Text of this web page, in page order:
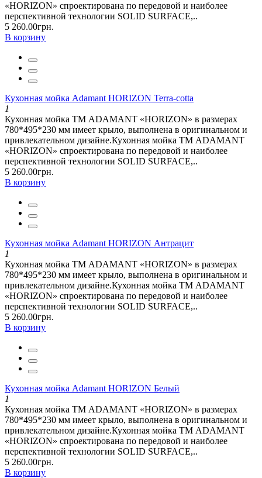
«HORIZON» спроектирована по передовой и наиболее
перспективной технологии SOLID SURFACE,..
5 260.00грн.
В корзину
Кухонная мойка Adamant HORIZON Terra-cotta
1
Кухонная мойка ТМ ADAMANT «HORIZON» в размерах
780*495*230 мм имеет крыло, выполнена в оригинальном и
привлекательном дизайне.Кухонная мойка ТМ ADAMANT
«HORIZON» спроектирована по передовой и наиболее
перспективной технологии SOLID SURFACE,..
5 260.00грн.
В корзину
Кухонная мойка Adamant HORIZON Антрацит
1
Кухонная мойка ТМ ADAMANT «HORIZON» в размерах
780*495*230 мм имеет крыло, выполнена в оригинальном и
привлекательном дизайне.Кухонная мойка ТМ ADAMANT
«HORIZON» спроектирована по передовой и наиболее
перспективной технологии SOLID SURFACE,..
5 260.00грн.
В корзину
Кухонная мойка Adamant HORIZON Белый
1
Кухонная мойка ТМ ADAMANT «HORIZON» в размерах
780*495*230 мм имеет крыло, выполнена в оригинальном и
привлекательном дизайне.Кухонная мойка ТМ ADAMANT
«HORIZON» спроектирована по передовой и наиболее
перспективной технологии SOLID SURFACE,..
5 260.00грн.
В корзину